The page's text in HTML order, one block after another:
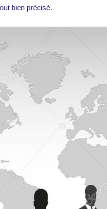
bien précisé.